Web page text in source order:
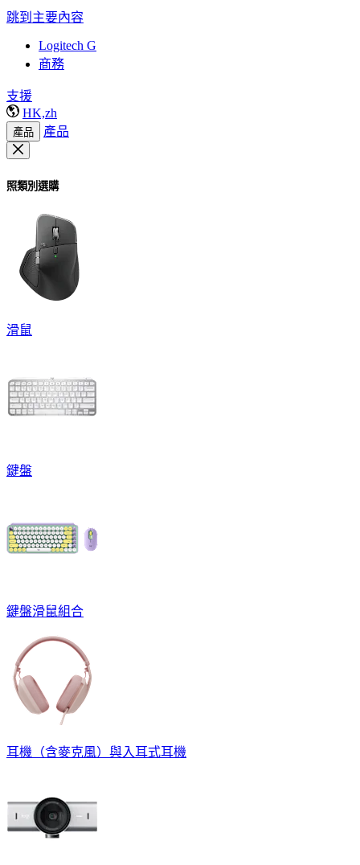
跳到主要內容
Logitech G
商務
支援
HK,zh
產品 產品
照類別選購
滑鼠
鍵盤
鍵盤滑鼠組合
耳機（含麥克風）與入耳式耳機